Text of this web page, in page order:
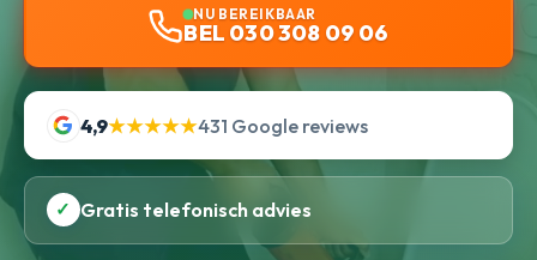
NU BEREIKBAAR
BEL 030 308 09 06
4,9★★★★★431 Google reviews
✓ Gratis telefonisch advies